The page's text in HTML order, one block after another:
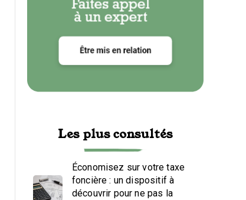
Les plus consultés
Économisez sur votre taxe
foncière : un dispositif à
découvrir pour ne pas la